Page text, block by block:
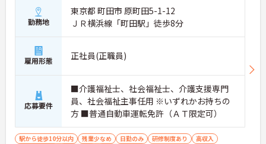
勤務地
東京都 町田市 原町田5-1-12
ＪＲ横浜線「町田駅」徒歩8分
雇用形態 正社員(正職員)
応募要件
■介護福祉士、社会福祉士、介護支援専門
員、社会福祉主事任用 ※いずれかお持ちの
方 ■普通自動車運転免許（ＡＴ限定可）
駅から徒歩10分以内 残業少なめ 日勤のみ 研修制度あり
高収入